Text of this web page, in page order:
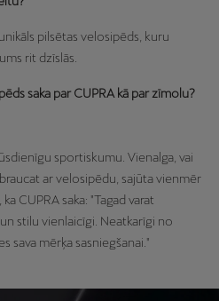
pilsētas velosipēds, kuru
rit dzīslās.
saka par CUPRA kā par zīmolu?
sportiskumu. Vienalga, vai
ar velosipēdu, sajūta vienmēr
CUPRA saka: "Tagad varat
stilu vienlaicīgi. Neatkarīgi no
sava mērķa sasniegšanai."